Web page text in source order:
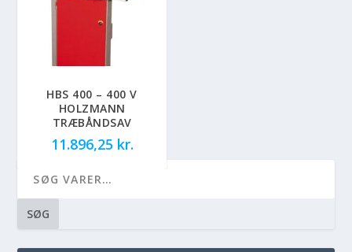
HBS 400 – 400 V
HOLZMANN
TRÆBÅNDSAV
11.896,25 kr.
SØG